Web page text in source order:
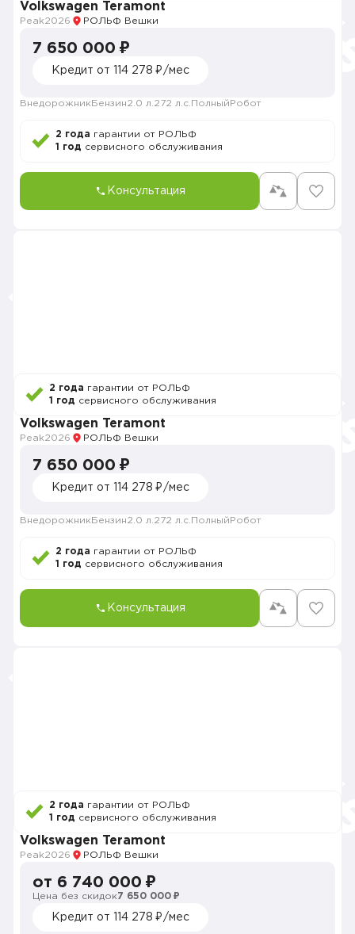
Volkswagen Teramont
Peak2026 РОЛЬФ Вешки
7 650 000 ₽
Кредит от 114 278 ₽/мес
Внедорожник Бензин2.0 л. 272 л.с. Полный Робот
2 года гарантии от РОЛЬФ
1 год сервисного обслуживания
Консультация
2 года гарантии от РОЛЬФ
1 год сервисного обслуживания
Volkswagen Teramont
Peak2026 РОЛЬФ Вешки
7 650 000 ₽
Кредит от 114 278 ₽/мес
Внедорожник Бензин2.0 л. 272 л.с. Полный Робот
2 года гарантии от РОЛЬФ
1 год сервисного обслуживания
Консультация
2 года гарантии от РОЛЬФ
1 год сервисного обслуживания
Volkswagen Teramont
Peak2026 РОЛЬФ Вешки
от 6 740 000 ₽
Цена без скидок7 650 000 ₽
Кредит от 114 278 ₽/мес